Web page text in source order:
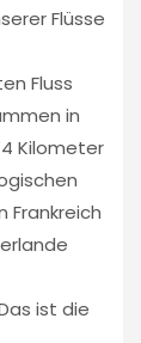
Flüsse
Fluss
in
Kilometer
Frankreich
ist die